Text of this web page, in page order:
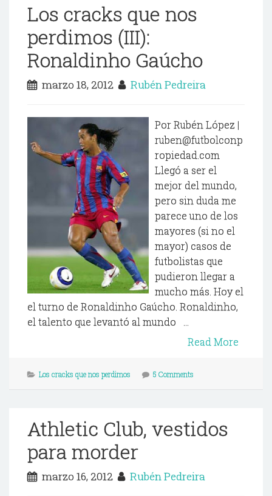
Los cracks que nos
perdimos (III):
Ronaldinho Gaúcho
marzo 18, 2012 Rubén Pedreira
Por Rubén López |
ruben@futbolconp
ropiedad.com
Llegó a ser el
mejor del mundo,
pero sin duda me
parece uno de los
mayores (si no el
mayor) casos de
futbolistas que
pudieron llegar a
mucho más. Hoy el
el turno de Ronaldinho Gaúcho. Ronaldinho,
el talento que levantó al mundo ...
Read More
Los cracks que nos perdimos 5 Comments
Athletic Club, vestidos
para morder
marzo 16, 2012 Rubén Pedreira